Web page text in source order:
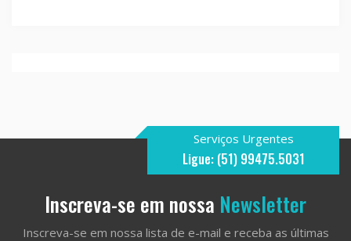
Serviços Urgentes
Ligue: (51) 99475.5031
Inscreva-se em nossa Newsletter
Inscreva-se em nossa lista de e-mail e receba as últimas